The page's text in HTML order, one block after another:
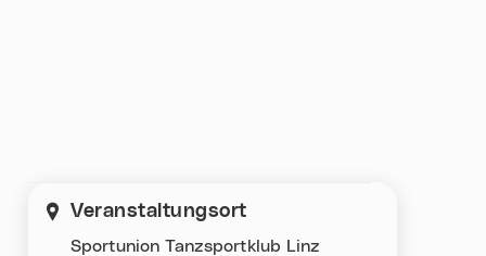
Veranstaltungsort
Sportunion Tanzsportklub Linz